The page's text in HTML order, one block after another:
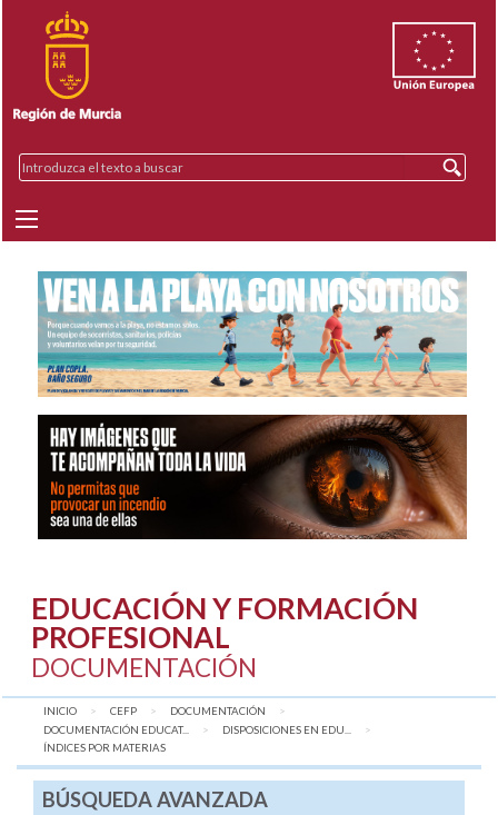
EDUCACIÓN Y FORMACIÓN
PROFESIONAL
DOCUMENTACIÓN
INICIO CEFP
DOCUMENTACIÓN
DOCUMENTACIÓN EDUCAT...
DISPOSICIONES EN EDU...
AQUÍ:
ÍNDICES POR MATERIAS
BÚSQUEDA AVANZADA